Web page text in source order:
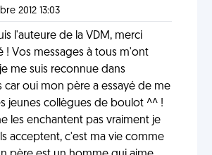
2012 13:03
l'auteure de la VDM, merci
! Vos messages à tous m'ont
me suis reconnue dans
car oui mon père a essayé de me
jeunes collègues de boulot ^^ !
les enchantent pas vraiment je
acceptent, c'est ma vie comme